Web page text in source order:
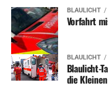
BLAULICHT
Vorfahrt
BLAULICHT
Blaulicht-
die Kleinen